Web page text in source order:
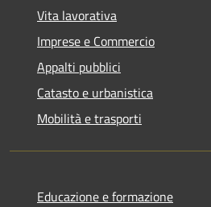
Vita lavorativa
Imprese e Commercio
Appalti pubblici
Catasto e urbanistica
Mobilità e trasporti
Educazione e formazione